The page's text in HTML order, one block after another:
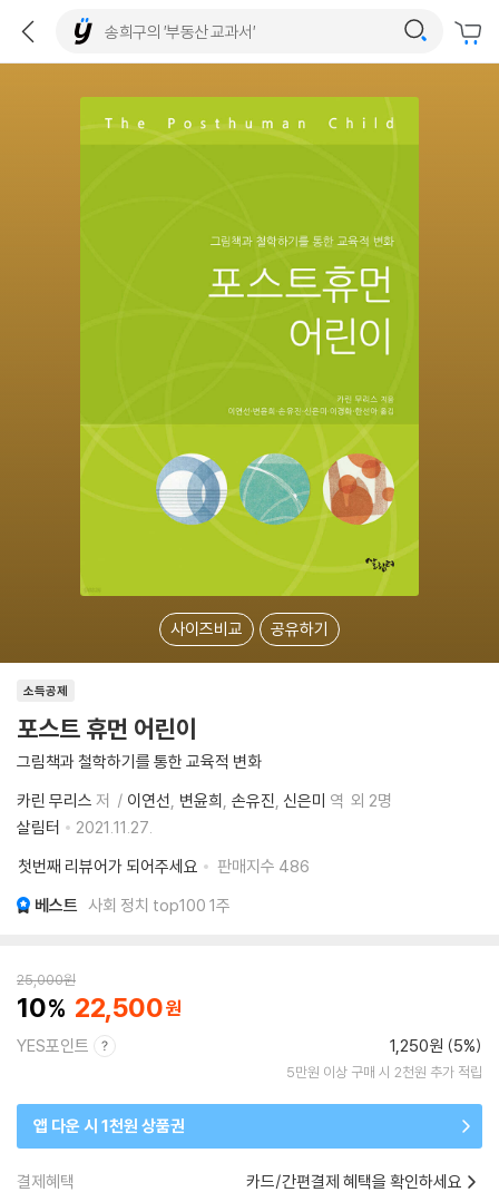
사이즈비교 공유하기
소득공제
포스트 휴먼 어린이
그림책과 철학하기를 통한 교육적 변화
카린 무리스 저 이연선 변윤희 손유진 신은미 역 외 2명
살림터
2021.11.27.
첫번째 리뷰어가 되어주세요
판매지수 486
베스트 사회 정치 top100 1주
25,000원
10 22,500
YES포인트 1,250원 (5%)
5만원 이상 구매 시 2천원 추가 적립
앱 다운 시 1천원 상품권
결제혜택 카드/간편결제 혜택을 확인하세요